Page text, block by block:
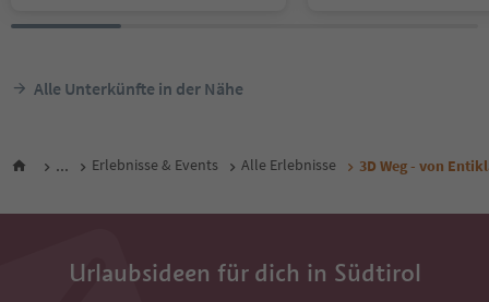
Alle Unterkünfte in der Nähe
... Erlebnisse & Events Alle Erlebnisse 3D Weg - von
Urlaubsideen für dich in Südtirol